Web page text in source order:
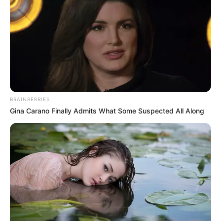
MANTÉNGASE EN ALERTA
Tenemos todas las noticias que le
interesan. Para estar bien informado, por
favor, active las notificaciones de Alerta.
ACTIVAR AHORA
TEMAS DESTACADOS
RECIBO DEL AGUA
LOCALIDAD DE USAQUÉN
CUNDINAMARCA
DESAPARECIDOS
CORTES DE LUZ
LOCALIDAD DE ENGATIVÁ
REGIOTRAM DE OCCIDENTE
LOCALIDAD DE SUBA
BRAINBERRIES
Gina Carano Finally Admits What Some Suspected All Along